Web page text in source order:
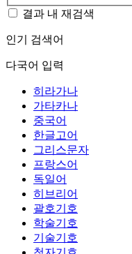
결과 내 재검색
인기 검색어
다국어 입력
히라가나
가타카나
중국어
한글고어
그리스문자
프랑스어
독일어
히브리어
괄호기호
학술기호
기술기호